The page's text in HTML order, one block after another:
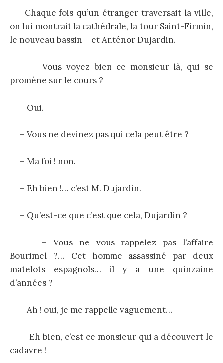
Chaque fois qu’un étranger traversait la ville,
on lui montrait la cathédrale, la tour Saint-Firmin,
le nouveau bassin – et Anténor Dujardin.
– Vous voyez bien ce monsieur-là, qui se
promène sur le cours ?
– Oui.
– Vous ne devinez pas qui cela peut être ?
– Ma foi ! non.
– Eh bien !… c’est M. Dujardin.
– Qu’est-ce que c’est que cela, Dujardin ?
– Vous ne vous rappelez pas l’affaire
Bourimel ?… Cet homme assassiné par deux
matelots espagnols… il y a une quinzaine
d’années ?
– Ah ! oui, je me rappelle vaguement…
– Eh bien, c’est ce monsieur qui a découvert le
cadavre !